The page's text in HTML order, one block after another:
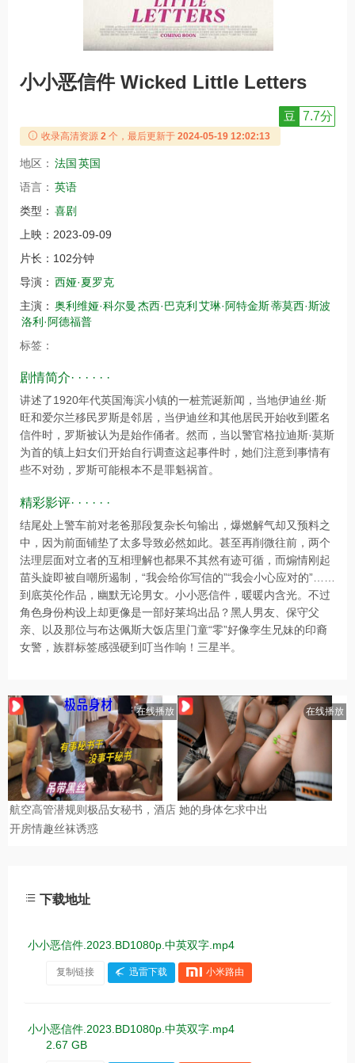
小小恶信件 Wicked Little Letters
豆 7.7分
收录高清资源 2 个，最后更新于 2024-05-19 12:02:13
地区： 法国英国
语言： 英语
类型： 喜剧
上映： 2023-09-09
片长： 102分钟
导演： 西娅·夏罗克
主演： 奥利维娅·科尔曼 杰西·巴克利艾琳·阿特金斯蒂莫西·斯波
洛利·阿德福普
标签：
剧情简介· · · · · ·
讲述了1920年代英国海滨小镇的一桩荒诞新闻，当地伊迪丝·斯
旺和爱尔兰移民罗斯是邻居，当伊迪丝和其他居民开始收到匿名
信件时，罗斯被认为是始作俑者。然而，当以警官格拉迪斯·莫斯
为首的镇上妇女们开始自行调查这起事件时，她们注意到事情有
些不对劲，罗斯可能根本不是罪魁祸首。
精彩影评· · · · · ·
结尾处上警车前对老爸那段复杂长句输出，爆燃解气却又预料之
中，因为前面铺垫了太多导致必然如此。甚至再削微往前，两个
法理层面对立者的互相理解也都果不其然有迹可循，而煽情刚起
苗头旋即被自嘲所遏制，“我会给你写信的”“我会小心应对的”……
到底英伦作品，幽默无论男女。小小恶信件，暖暖内含光。不过
角色身份构设上却更像是一部好莱坞出品？黑人男友、保守父
亲、以及那位与布达佩斯大饭店里门童“零”好像孪生兄妹的印裔
女警，族群标签感强硬到叮当作响！三星半。
下载地址
小小恶信件.2023.BD1080p.中英双字.mp4
复制链接 迅雷下载 小米路由
小小恶信件.2023.BD1080p.中英双字.mp4
2.67 GB